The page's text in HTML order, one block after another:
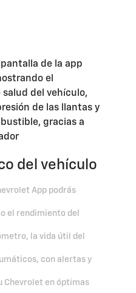
del vehículo
App podrás
el rendimiento del
la vida útil del
con alertas y
Chevrolet en óptimas